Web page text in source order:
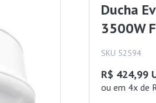
Ducha
3500W
SKU 52594
R$ 424,99
ou em 4x de